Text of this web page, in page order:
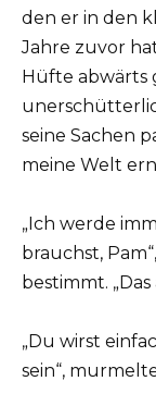
den er in den
Jahre zuvor
Hüfte abwärts
seine Sachen
meine Welt
„Ich werde
brauchst,
bestimmt.
„Du wirst
sein“,